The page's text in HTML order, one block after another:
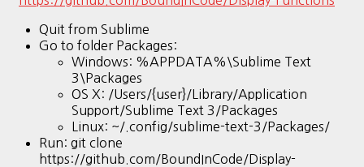
Quit from Sublime
Go to folder Packages:
Windows: %APPDATA%\Sublime Text
3\Packages
OS X: /Users/{user}/Library/Application
Support/Sublime Text 3/Packages
Linux: ~/.config/sublime-text-3/Packages/
Run: git clone
https://github.com/BoundInCode/Display-